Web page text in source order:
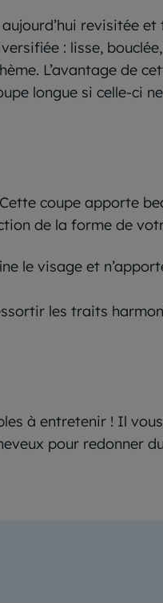
revisitée
: lisse,
L’avantage de
longue si celle-ci
coupe apporte
de la forme de
le visage et
les traits
à entretenir ! Il
pour redonner